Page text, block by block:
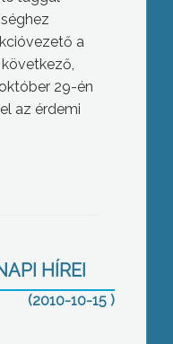
a
29-én
az érdemi
HÍREI
(2010-10-15 )